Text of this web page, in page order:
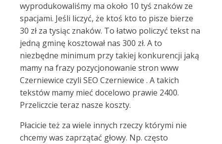
wyprodukowaliśmy ma około 10 tyś znaków ze
spacjami. Jeśli liczyć, że ktoś kto to pisze bierze
30 zł za tysiąc znaków. To łatwo policzyć tekst na
jedną gminę kosztował nas 300 zł. A to
niezbędne minimum przy takiej konkurencji jaką
mamy na frazy pozycjonowanie stron www
Czerniewice czyli SEO Czerniewice . A takich
tekstów mamy mieć docelowo prawie 2400.
Przeliczcie teraz nasze koszty.
Płacicie też za wiele innych rzeczy którymi nie
chcemy was zaprzątać głowy. Np. często